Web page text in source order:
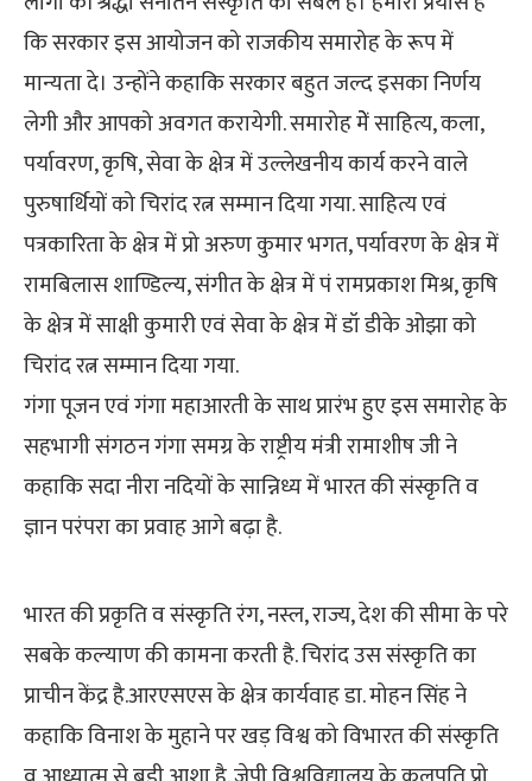
कि सरकार इस आयोजन को राजकीय समारोह के रूप में
मान्यता दे। उन्होंने कहाकि सरकार बहुत जल्द इसका निर्णय
लेगी और आपको अवगत करायेगी. समारोह मेें साहित्य, कला,
पर्यावरण, कृषि, सेवा के क्षेत्र में उल्लेखनीय कार्य करने वाले
पुरुषार्थियों को चिरांद रत्न सम्मान दिया गया. साहित्य एवं
पत्रकारिता के क्षेत्र में प्रो अरुण कुमार भगत, पर्यावरण के क्षेत्र में
रामबिलास शाण्डिल्य, संगीत के क्षेत्र में पं रामप्रकाश मिश्र, कृषि
के क्षेत्र में साक्षी कुमारी एवं सेवा के क्षेत्र में डॉ डीके ओझा को
चिरांद रत्न सम्मान दिया गया.
गंगा पूजन एवं गंगा महाआरती के साथ प्रारंभ हुए इस समारोह के
सहभागी संगठन गंगा समग्र के राष्ट्रीय मंत्री रामाशीष जी ने
कहाकि सदा नीरा नदियों के सान्निध्य में भारत की संस्कृति व
ज्ञान परंपरा का प्रवाह आगे बढ़ा है.
भारत की प्रकृति व संस्कृति रंग, नस्ल, राज्य, देश की सीमा के परे
सबके कल्याण की कामना करती है. चिरांद उस संस्कृति का
प्राचीन केंद्र है.आरएसएस के क्षेत्र कार्यवाह डा. मोहन सिंह ने
कहाकि विनाश के मुहाने पर खड़ विश्व को विभारत की संस्कृति